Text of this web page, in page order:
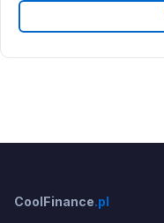
CoolFinance.pl